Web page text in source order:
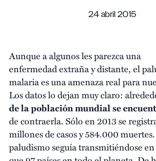
24 abril 2015
Aunque a algunos les parezca una
enfermedad extraña y distante, el
malaria es una amenaza real para
Los datos lo dejan muy claro:
de la población mundial se
de contraerla. Sólo en 2013 se
millones de casos y 584.000
paludismo seguía transmitiéndose